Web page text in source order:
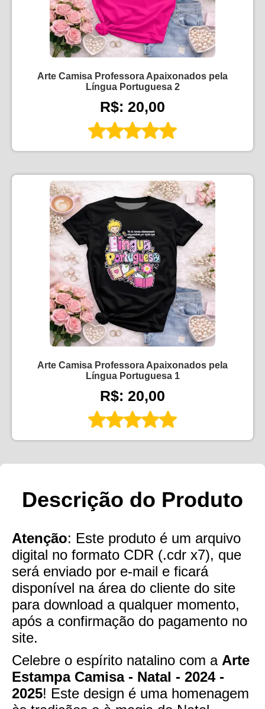
Arte Camisa Professora Apaixonados pela
Língua Portuguesa 2
R$: 20,00
Arte Camisa Professora Apaixonados pela
Língua Portuguesa 1
R$: 20,00
Descrição do Produto
Atenção: Este produto é um arquivo
digital no formato CDR (.cdr x7), que
será enviado por e-mail e ficará
disponível na área do cliente do site
para download a qualquer momento,
após a confirmação do pagamento no
site.
Celebre o espírito natalino com a Arte
Estampa Camisa - Natal - 2024 -
2025! Este design é uma homenagem